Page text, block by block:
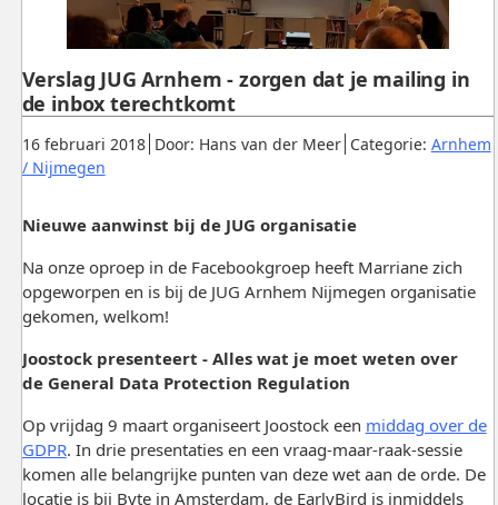
Gepubliceerd:
16 februari 2018. Door: Hans van der Meer. Categorie: Arnhem
/ Nijmegen.
Verslag JUG Arnhem - zorgen dat je mailing in
de inbox terechtkomt
Nieuwe aanwinst bij de JUG organisatie
Na onze oproep in de Facebookgroep heeft Marriane zich
opgeworpen en is bij de JUG Arnhem Nijmegen organisatie
gekomen, welkom!
Joostock presenteert - Alles wat je moet weten over
de General Data Protection Regulation
Op vrijdag 9 maart organiseert Joostock een middag over de
GDPR. In drie presentaties en een vraag-maar-raak-sessie
komen alle belangrijke punten van deze wet aan de orde. De
locatie is bij Byte in Amsterdam, de EarlyBird is inmiddels